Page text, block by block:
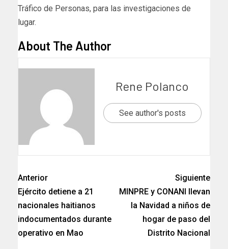
Tráfico de Personas, para las investigaciones de
lugar.
About The Author
Rene Polanco
See author's posts
Anterior
Ejército detiene a 21
nacionales haitianos
indocumentados durante
operativo en Mao
Siguiente
MINPRE y CONANI llevan
la Navidad a niños de
hogar de paso del
Distrito Nacional